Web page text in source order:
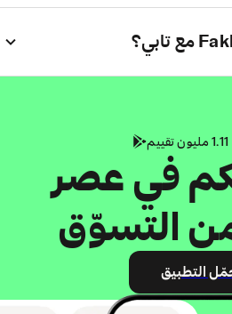
في عصر
التسوّق
التطبيق